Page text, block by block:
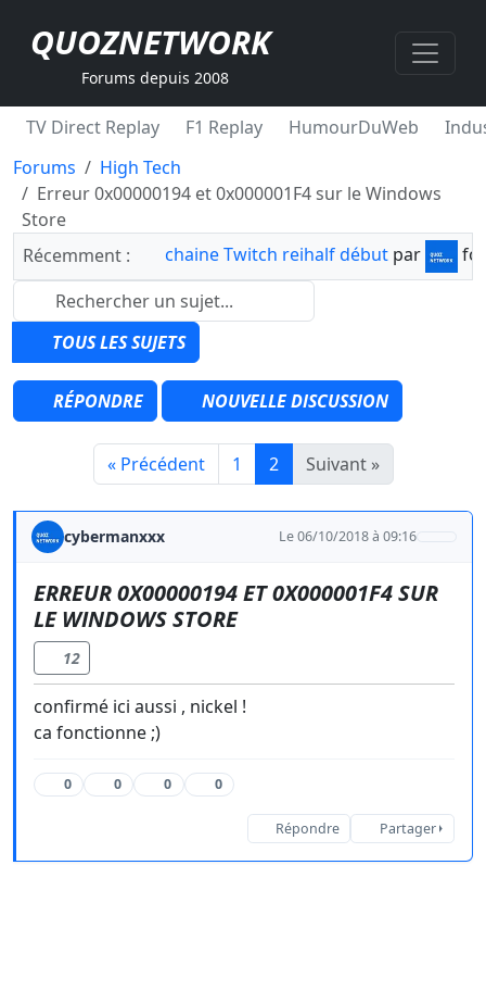
QUOZNETWORK
Forums depuis 2008
TV Direct Replay F1 Replay HumourDuWeb
Forums
High Tech
Erreur 0x00000194 et 0x000001F4 sur le Windows
Store
Récemment :
chaine Twitch reihalf début par
TOUS LES SUJETS
RÉPONDRE NOUVELLE DISCUSSION
« Précédent 1 2 Suivant »
cybermanxxx Le 06/10/2018 à 09:16
ERREUR 0X00000194 ET 0X000001F4 SUR
LE WINDOWS STORE
12
confirmé ici aussi , nickel !
ca fonctionne ;)
0 0 0 0
Répondre Partager